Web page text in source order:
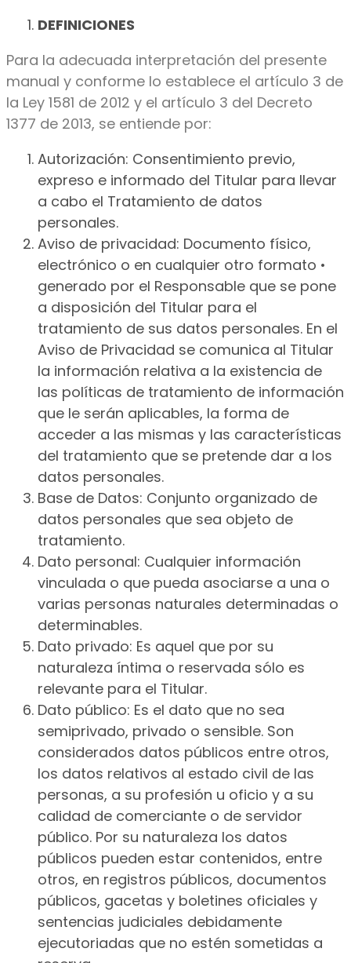
DEFINICIONES
Para la adecuada interpretación del presente
manual y conforme lo establece el artículo 3 de
la Ley 1581 de 2012 y el artículo 3 del Decreto
1377 de 2013, se entiende por:
Autorización: Consentimiento previo,
expreso e informado del Titular para llevar
a cabo el Tratamiento de datos
personales.
Aviso de privacidad: Documento físico,
electrónico o en cualquier otro formato •
generado por el Responsable que se pone
a disposición del Titular para el
tratamiento de sus datos personales. En el
Aviso de Privacidad se comunica al Titular
la información relativa a la existencia de
las políticas de tratamiento de información
que le serán aplicables, la forma de
acceder a las mismas y las características
del tratamiento que se pretende dar a los
datos personales.
Base de Datos: Conjunto organizado de
datos personales que sea objeto de
tratamiento.
Dato personal: Cualquier información
vinculada o que pueda asociarse a una o
varias personas naturales determinadas o
determinables.
Dato privado: Es aquel que por su
naturaleza íntima o reservada sólo es
relevante para el Titular.
Dato público: Es el dato que no sea
semiprivado, privado o sensible. Son
considerados datos públicos entre otros,
los datos relativos al estado civil de las
personas, a su profesión u oficio y a su
calidad de comerciante o de servidor
público. Por su naturaleza los datos
públicos pueden estar contenidos, entre
otros, en registros públicos, documentos
públicos, gacetas y boletines oficiales y
sentencias judiciales debidamente
ejecutoriadas que no estén sometidas a